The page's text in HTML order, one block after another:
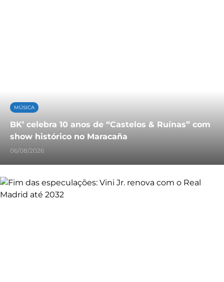
MÚSICA
BK’ celebra 10 anos de “Castelos & Ruínas” com
show histórico no Maracaña
06/08/2026